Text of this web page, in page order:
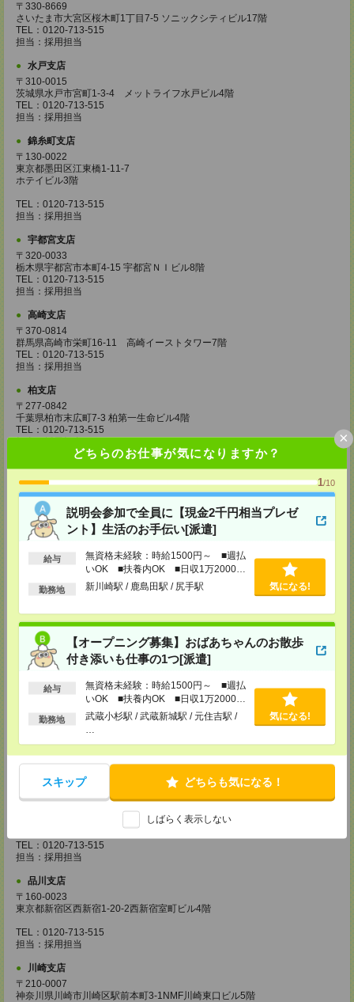
どちらのお仕事が気になりますか？
1/10
説明会参加で全員に【現金2千円相当プレゼ
ント】生活のお手伝い[派遣]
給与
無資格未経験：時給1500円～ ■週払
いOK ■扶養内OK ■日収1万2000円
以上
勤務地 新川崎駅 / 鹿島田駅 / 尻手駅 気になる!
【オープニング募集】おばあちゃんのお散歩
付き添いも仕事の1つ[派遣]
給与
無資格未経験：時給1500円～ ■週払
いOK ■扶養内OK ■日収1万2000円
以上
勤務地
武蔵小杉駅 / 武蔵新城駅 / 元住吉駅 /
気になる!
スキップ どちらも気になる！
しばらく表示しない
×
〒330-8669
さいたま市大宮区桜木町1丁目7-5 ソニックシティビル17階
TEL：0120-713-515
担当：採用担当
水戸支店
〒310-0015
茨城県水戸市宮町1-3-4 メットライフ水戸ビル4階
TEL：0120-713-515
担当：採用担当
錦糸町支店
〒130-0022
東京都墨田区江東橋1-11-7
ホテイビル3階
TEL：0120-713-515
担当：採用担当
宇都宮支店
〒320-0033
栃木県宇都宮市本町4-15 宇都宮ＮＩビル8階
TEL：0120-713-515
担当：採用担当
高崎支店
〒370-0814
群馬県高崎市栄町16-11 高崎イーストタワー7階
TEL：0120-713-515
担当：採用担当
柏支店
〒277-0842
千葉県柏市末広町7-3 柏第一生命ビル4階
TEL：0120-713-515
東京都八王子市東町1－6 橋完ＬＫビル 3階
TEL：0120-713-515
担当：採用担当
町田支店
TEL：0120-713-515
越谷支店
埼玉県越谷市弥生町1-4 越谷弥生ビル3階
TEL：0120-713-515
担当：採用担当
厚木支店
神奈川県厚木市旭町1-2-1 日本生命本厚木ビル7階
TEL：0120-713-515
〒251-0025
神奈川県藤沢市鵠沼石上1丁目5番2号
TEL：0120-713-515
TEL：0120-713-515
担当：採用担当
品川支店
〒160-0023
東京都新宿区西新宿1-20-2西新宿室町ビル4階
TEL：0120-713-515
担当：採用担当
川崎支店
〒210-0007
神奈川県川崎市川崎区駅前本町3-1NMF川崎東口ビル5階